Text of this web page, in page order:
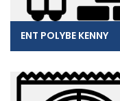
ENT POLYBE KENNY